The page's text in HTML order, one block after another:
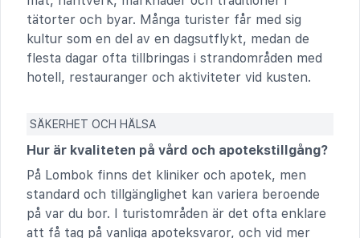
tätorter och byar. Många turister får med sig
kultur som en del av en dagsutflykt, medan de
flesta dagar ofta tillbringas i strandområden med
hotell, restauranger och aktiviteter vid kusten.
SÄKERHET OCH HÄLSA
Hur är kvaliteten på vård och apotekstillgång?
På Lombok finns det kliniker och apotek, men
standard och tillgänglighet kan variera beroende
på var du bor. I turistområden är det ofta enklare
att få tag på vanliga apoteksvaror, och vid mer